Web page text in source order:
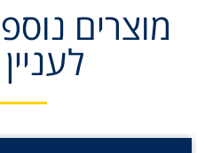
מוצרים